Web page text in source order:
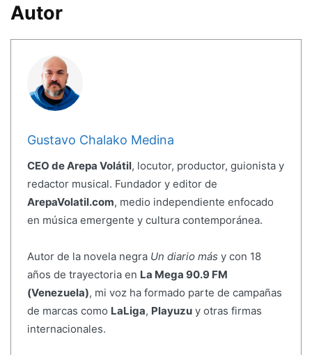
Autor
Gustavo Chalako Medina
CEO de Arepa Volátil, locutor, productor, guionista y
redactor musical. Fundador y editor de
ArepaVolatil.com, medio independiente enfocado
en música emergente y cultura contemporánea.
Autor de la novela negra Un diario más y con 18
años de trayectoria en La Mega 90.9 FM
(Venezuela), mi voz ha formado parte de campañas
de marcas como LaLiga, Playuzuy otras firmas
internacionales.